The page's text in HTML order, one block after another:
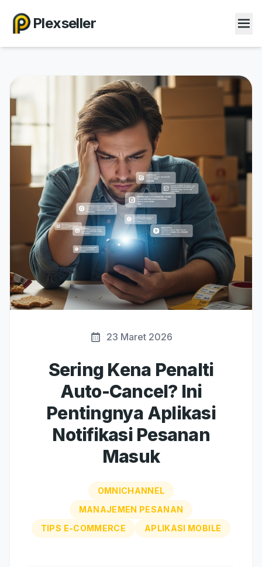
Plexseller
23 Maret 2026
Sering Kena Penalti
Auto-Cancel? Ini
Pentingnya Aplikasi
Notifikasi Pesanan
Masuk
OMNICHANNEL
MANAJEMEN PESANAN
TIPS E-COMMERCE
APLIKASI MOBILE